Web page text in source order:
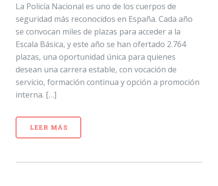
La Policía Nacional es uno de los cuerpos de
seguridad más reconocidos en España. Cada año
se convocan miles de plazas para acceder a la
Escala Básica, y este año se han ofertado 2.764
plazas, una oportunidad única para quienes
desean una carrera estable, con vocación de
servicio, formación continua y opción a promoción
interna. […]
LEER MÁS